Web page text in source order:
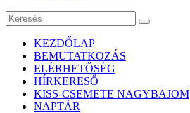
Keresés
KEZDŐLAP
BEMUTATKOZÁS
ELÉRHETŐSÉG
HÍRKERESŐ
KISS-CSEMETE NAGYBAJOM
NAPTÁR